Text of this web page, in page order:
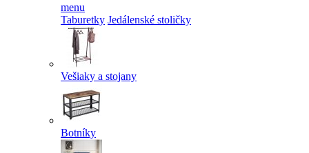
menu
Taburetky Jedálenské stoličky
Vešiaky a stojany
Botníky